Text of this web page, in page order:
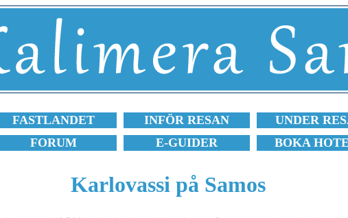
FASTLANDET INFÖR RESAN UNDER
FORUM E-GUIDER BOKA
Karlovassi på Samos